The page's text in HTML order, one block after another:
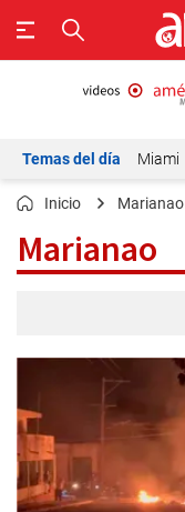
Temas del día Miami
Inicio Marianao
Marianao